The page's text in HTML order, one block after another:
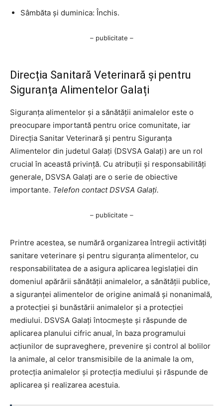
Sâmbăta și duminica: Închis.
– publicitate –
Direcția Sanitară Veterinară și pentru
Siguranța Alimentelor Galați
Siguranța alimentelor și a sănătății animalelor este o
preocupare importantă pentru orice comunitate, iar
Direcția Sanitar Veterinară și pentru Siguranța
Alimentelor din judetul Galați (DSVSA Galați) are un rol
crucial în această privință. Cu atribuții și responsabilități
generale, DSVSA Galați are o serie de obiective
importante. Telefon contact DSVSA Galați.
– publicitate –
Printre acestea, se numără organizarea întregii activități
sanitare veterinare și pentru siguranța alimentelor, cu
responsabilitatea de a asigura aplicarea legislației din
domeniul apărării sănătății animalelor, a sănătății publice,
a siguranței alimentelor de origine animală și nonanimală,
a protecției și bunăstării animalelor și a protecției
mediului. DSVSA Galați întocmește și răspunde de
aplicarea planului cifric anual, în baza programului
acțiunilor de supraveghere, prevenire și control al bolilor
la animale, al celor transmisibile de la animale la om,
protecția animalelor și protecția mediului și răspunde de
aplicarea și realizarea acestuia.